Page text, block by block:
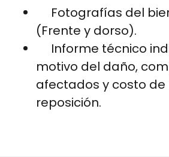
Fotografías del
(Frente y dorso).
Informe técnico
motivo del daño,
afectados y costo
reposición.